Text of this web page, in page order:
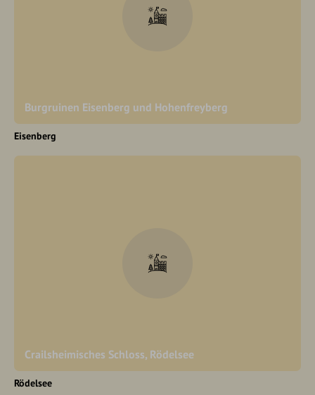
Burgruinen Eisenberg und Hohenfreyberg
Eisenberg
Crailsheimisches Schloss, Rödelsee
Rödelsee